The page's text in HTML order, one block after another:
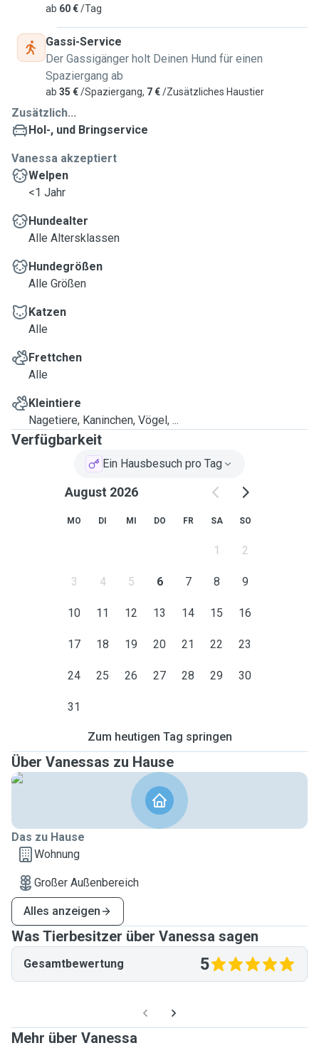
ab 60 €/Tag
Gassi-Service
Der Gassigänger holt Deinen Hund für einen
Spaziergang ab
ab 35 €/Spaziergang, 7 €/Zusätzliches Haustier
Zusätzlich...
Hol-, und Bringservice
Vanessa akzeptiert
Welpen
<1 Jahr
Hundealter
Alle Altersklassen
Hundegrößen
Alle Größen
Katzen
Alle
Frettchen
Alle
Kleintiere
Nagetiere, Kaninchen, Vögel, ...
Verfügbarkeit
Ein Hausbesuch pro Tag
August 2026
MO DI MI DO FR SA SO
1 2
3 4 5 6 7 8 9
10 11 12 13 14 15 16
17 18 19 20 21 22 23
24 25 26 27 28 29 30
31
Zum heutigen Tag springen
Über Vanessas zu Hause
Das zu Hause
Wohnung
Großer Außenbereich
Alles anzeigen
Was Tierbesitzer über Vanessa sagen
Gesamtbewertung 5
Mehr über Vanessa